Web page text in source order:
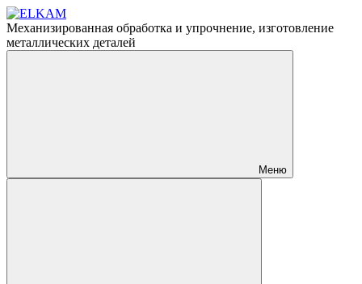
Механизированная обработка и упрочнение, изготовление
металлических деталей
Меню